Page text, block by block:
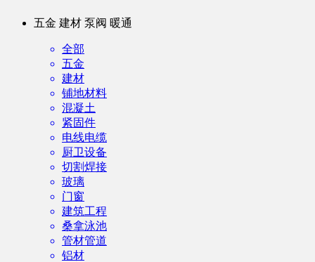
五金 建材 泵阀 暖通
全部
五金
建材
铺地材料
混凝土
紧固件
电线电缆
厨卫设备
切割焊接
玻璃
门窗
建筑工程
桑拿泳池
管材管道
铝材